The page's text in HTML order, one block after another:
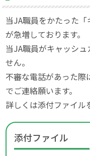
当JA職員をかたった「
が急増しております。
当JA職員がキャッシ
せん。
不審な電話があった際
でご連絡願います。
詳しくは添付ファイル
添付ファイル